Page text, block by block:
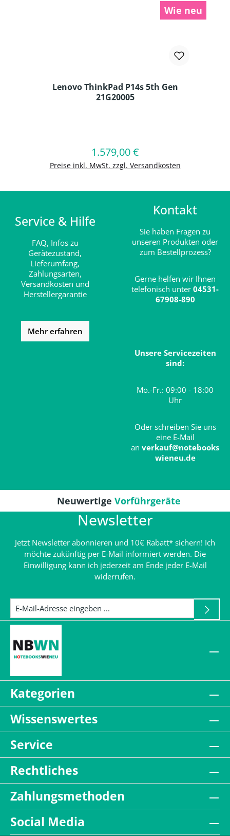
Wie neu
Lenovo ThinkPad P14s 5th Gen
21G20005
Regulärer Preis:
1.579,00 €
Preise inkl. MwSt. zzgl. Versandkosten
In den Warenkorb
Service & Hilfe
FAQ, Infos zu
Gerätezustand,
Lieferumfang,
Zahlungsarten,
Versandkosten und
Herstellergarantie
Mehr erfahren
Kontakt
Sie haben Fragen zu
unseren Produkten oder
zum Bestellprozess?
Gerne helfen wir Ihnen
telefonisch unter 04531-
67908-890
Unsere Servicezeiten
sind:
Mo.-Fr.: 09:00 - 18:00
Uhr
Oder schreiben Sie uns
eine E-Mail
an verkauf@notebooks
wieneu.de
Neuwertige Vorführgeräte
Newsletter
Jetzt Newsletter abonnieren und 10€ Rabatt* sichern! Ich
möchte zukünftig per E-Mail informiert werden. Die
Einwilligung kann ich jederzeit am Ende jeder E-Mail
widerrufen.
Kategorien
Wissenswertes
Service
Rechtliches
Zahlungsmethoden
Social Media